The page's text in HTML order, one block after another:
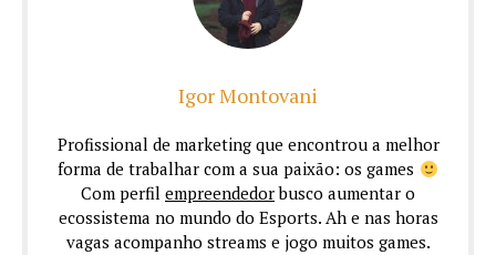
Igor Montovani
Profissional de marketing que encontrou a melhor
forma de trabalhar com a sua paixão: os games
Com perfil empreendedorbusco aumentar o
ecossistema no mundo do Esports. Ah e nas horas
vagas acompanho streams e jogo muitos games.